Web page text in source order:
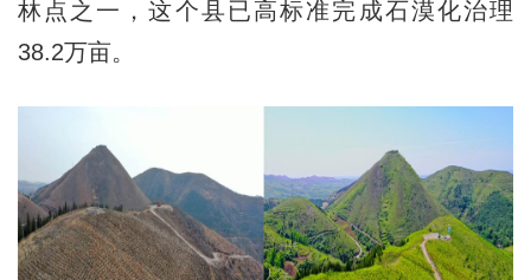
林点之一，这个县已高标准完成石漠化治理
38.2万亩。